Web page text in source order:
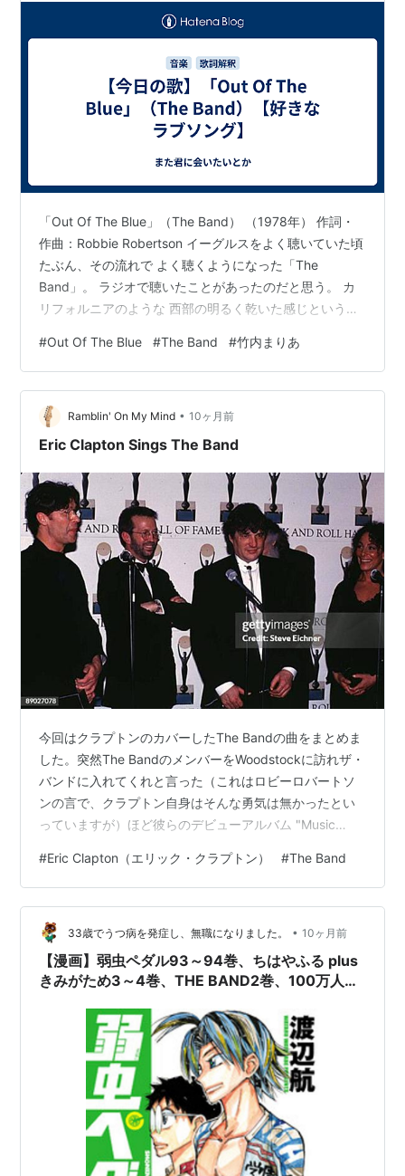
「Out Of The Blue」（The Band） （1978年） 作詞・
作曲：Robbie Robertson イーグルスをよく聴いていた頃
たぶん、その流れで よく聴くようになった「The
Band」。 ラジオで聴いたことがあったのだと思う。 カ
リフォルニアのような 西部の明るく乾いた感じというよ
うイメージでした （私の勝手なイメージ）。 ただ、The
Bandのメンバー５人は ドラムのレヴォン・ヘルム以外は
皆カナダ人なんです。 みんなアメリカ人だと ずっと思っ
ていました。 オンタイムで聴いていたわけではなく せっ
せとレコードを探…
#Out Of The Blue #The Band #竹内まりあ
Ramblin' On My Mind • 10ヶ月前
Eric Clapton Sings The Band
今回はクラプトンのカバーしたThe Bandの曲をまとめま
した。突然The BandのメンバーをWoodstockに訪れザ・
バンドに入れてくれと言った（これはロビーロバートソ
ンの言で、クラプトン自身はそんな勇気は無かったとい
っていますが）ほど彼らのデビューアルバム "Music
バンドのメンバーにボブ・ディランなども参加し、クラ
プトン版Big Pinkともいえるアルバムをカリフォルニアの
マリブにあるザ・バンドのシャングリラ・スタジオで録
音しております。 All Our Past Time 厳密にはクラプトン
の76年のアルバム…
#Eric Clapton（エリック・クラプトン） #The Band
33歳でうつ病を発症し、無職になりました。 • 10ヶ月前
【漫画】弱虫ペダル93～94巻、ちはやふる plus
きみがため3～4巻、THE BAND2巻、100万人の